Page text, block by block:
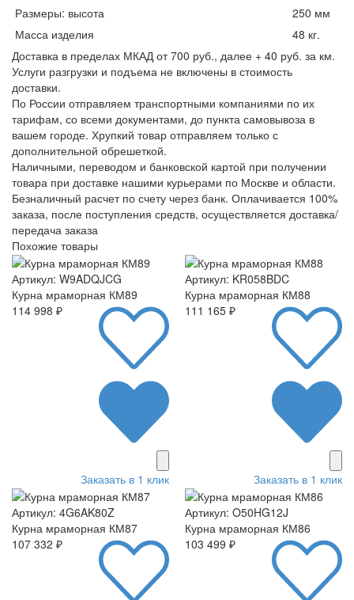
Размеры: высота
250 мм
Масса изделия
48 кг.
Доставка в пределах МКАД от 700 руб., далее + 40 руб. за км.
Услуги разгрузки и подъема не включены в стоимость
доставки.
По России отправляем транспортными компаниями по их
тарифам, со всеми документами, до пункта самовывоза в
вашем городе. Хрупкий товар отправляем только с
дополнительной обрешеткой.
Наличными, переводом и банковской картой при получении
товара при доставке нашими курьерами по Москве и области.
Безналичный расчет по счету через банк. Оплачивается 100%
заказа, после поступления средств, осуществляется доставка/
передача заказа
Похожие товары
Артикул: W9ADQJCG
Курна мраморная КМ89
114 998 ₽
Заказать в 1 клик
Артикул: KR058BDC
Курна мраморная КМ88
111 165 ₽
Заказать в 1 клик
Артикул: 4G6AK80Z
Курна мраморная КМ87
107 332 ₽
Артикул: O50HG12J
Курна мраморная КМ86
103 499 ₽